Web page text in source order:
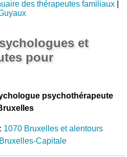
des thérapeutes familiaux
et
pour
psychothérapeute
1070 Bruxelles et alentours
Bruxelles-Capitale